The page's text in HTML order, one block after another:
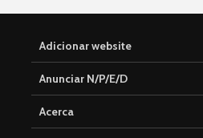
Adicionar website
Anunciar N/P/E/D
Acerca